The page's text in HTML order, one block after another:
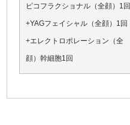
ピコフラクショナル（全顔）1回
+YAGフェイシャル（全顔）1回
+エレクトロポレーション（全
顔）幹細胞1回